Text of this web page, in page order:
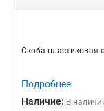
Скоба
Подробнее
Наличие: В